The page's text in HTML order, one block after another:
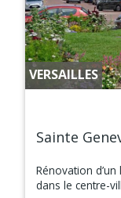
VERSAILLES
Sainte
Rénovation
dans le centre-